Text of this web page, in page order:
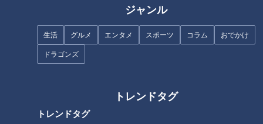
ジャンル
生活 グルメ エンタメ スポーツ コラム おでかけ
ドラゴンズ
トレンドタグ
トレンドタグ
ーゼ」の店名に顔を赤らめる？
近鉄特急「ひのとり」展望席最
前列を初体験
どうすればいい？持ち主が亡く